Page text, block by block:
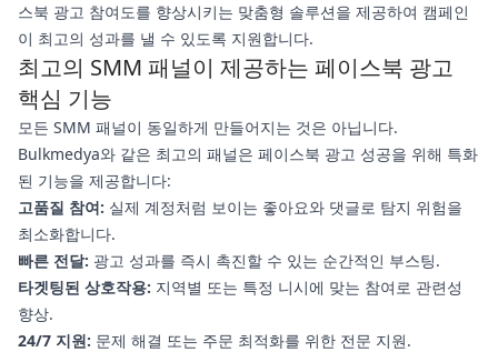
스북 광고 참여도를 향상시키는 맞춤형 솔루션을 제공하여 캠페인
이 최고의 성과를 낼 수 있도록 지원합니다.
최고의 SMM 패널이 제공하는 페이스북 광고
핵심 기능
모든 SMM 패널이 동일하게 만들어지는 것은 아닙니다.
Bulkmedya와 같은 최고의 패널은 페이스북 광고 성공을 위해 특화
된 기능을 제공합니다:
고품질 참여: 실제 계정처럼 보이는 좋아요와 댓글로 탐지 위험을
최소화합니다.
빠른 전달: 광고 성과를 즉시 촉진할 수 있는 순간적인 부스팅.
타겟팅된 상호작용: 지역별 또는 특정 니시에 맞는 참여로 관련성
향상.
24/7 지원: 문제 해결 또는 주문 최적화를 위한 전문 지원.